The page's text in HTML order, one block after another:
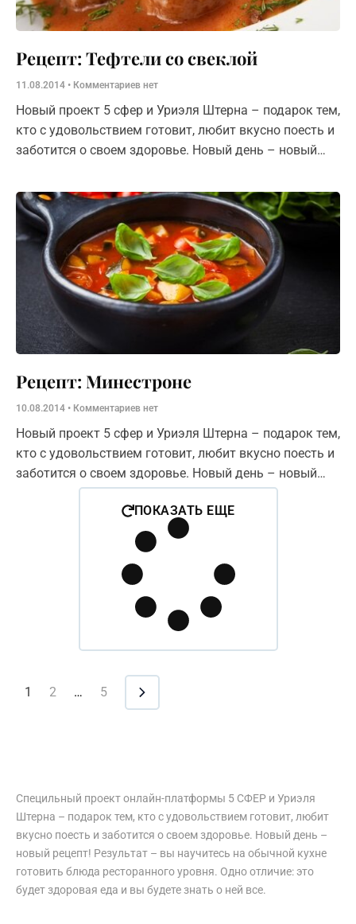
Рецепт: Тефтели со свеклой
11.08.2014 Комментариев нет
Новый проект 5 сфер и Уриэля Штерна – подарок тем,
кто с удовольствием готовит, любит вкусно поесть и
заботится о своем здоровье. Новый день – новый
Рецепт: Минестроне
10.08.2014 Комментариев нет
Новый проект 5 сфер и Уриэля Штерна – подарок тем,
кто с удовольствием готовит, любит вкусно поесть и
заботится о своем здоровье. Новый день – новый
рецепт! И так весь август. Результат –
ПОКАЗАТЬ ЕЩЕ
1 2 … 5
Специльный проект онлайн-платформы 5 СФЕР и Уриэля
Штерна – подарок тем, кто с удовольствием готовит, любит
вкусно поесть и заботится о своем здоровье. Новый день –
новый рецепт! Результат – вы научитесь на обычной кухне
готовить блюда ресторанного уровня. Одно отличие: это
будет здоровая еда и вы будете знать о ней все.